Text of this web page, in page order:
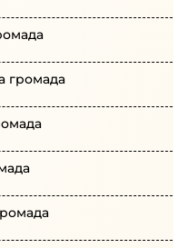
громада
громада
громада
громада